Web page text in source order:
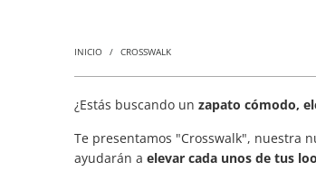
INICIO / CROSSWALK
¿Estás buscando un zapato cómodo,
Te presentamos "Crosswalk", nuestra
ayudarán a elevar cada unos de tus